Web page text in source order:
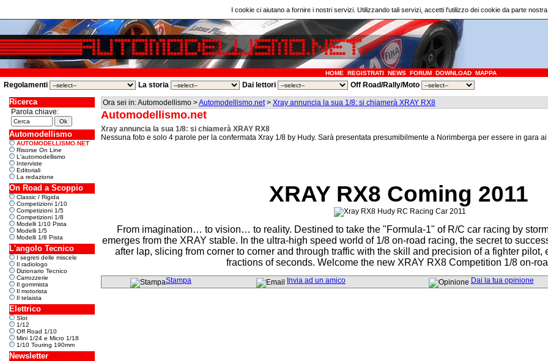
I cookie ci aiutano a fornire i nostri servizi. Utilizzando tali servizi, accetti l'utilizzo dei cookie da parte nostra.
HOME REGISTRATI NEWS FORUM DOWNLOAD MAPPA
Regolamenti La storia Dai lettori Off Road/Rally/Moto
Ricerca
Parola chiave:
Automodellismo
AUTOMODELLISMO.NET
Risorse On Line
L'automodellismo
Interviste
Editoriali
La redazione
On Road a Scoppio
Classic / Rigida
Competizioni 1/10
Competizioni 1/5
Competizioni 1/8
Modelli 1/10 Pista
Modelli 1/5
Modelli 1/8 Pista
L'angolo Tecnico
I segreti delle miscele
Il radiologo
Dizionario Tecnico
Carrozzerie
Il gommista
Il motorista
Il telaista
Elettrico
Slot
1/12
Off Road 1/10
Mini 1/24 e Micro 1/18
1/10 Touring 190mm
Newsletter
Ora sei in: Automodellismo >Automodellismo.net> Xray annuncia la sua 1/8: si chiamerà XRAY RX8
Automodellismo.net
Xray annuncia la sua 1/8: si chiamerà XRAY RX8
Nessuna foto e solo 4 parole per la confermata Xray 1/8 by Hudy. Sarà presentata presumibilmente a Norimberga per essere in gara
XRAY RX8 Coming 2011
From imagination… to vision… to reality. Destined to take the "Formula-1" of R/C car racing by
emerges from the XRAY stable. In the ultra-high speed world of 1/8 on-road racing, the secret to
after lap, slicing from corner to corner and through traffic with the skill and precision of a fighter pilot,
fractions of seconds. Welcome the new XRAY RX8 Competition 1/8 on-
Stampa Invia ad un amico Dai la tua opinione